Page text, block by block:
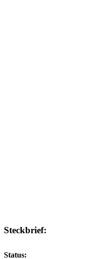
Steckbrief:
Status: